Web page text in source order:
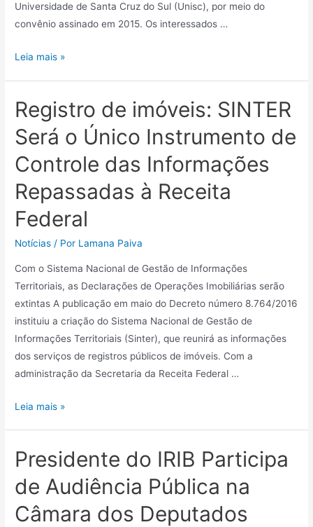
Universidade de Santa Cruz do Sul (Unisc), por meio do
convênio assinado em 2015. Os interessados …
Leia mais »
Registro de imóveis: SINTER
Será o Único Instrumento de
Controle das Informações
Repassadas à Receita
Federal
Notícias / Por Lamana Paiva
Com o Sistema Nacional de Gestão de Informações
Territoriais, as Declarações de Operações Imobiliárias serão
extintas A publicação em maio do Decreto número 8.764/2016
instituiu a criação do Sistema Nacional de Gestão de
Informações Territoriais (Sinter), que reunirá as informações
dos serviços de registros públicos de imóveis. Com a
administração da Secretaria da Receita Federal …
Leia mais »
Presidente do IRIB Participa
de Audiência Pública na
Câmara dos Deputados